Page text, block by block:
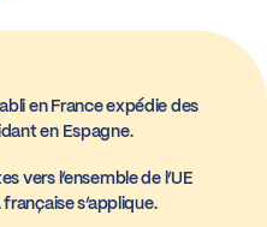
en France expédie des
en Espagne.
vers l’ensemble de l’UE
s’applique.